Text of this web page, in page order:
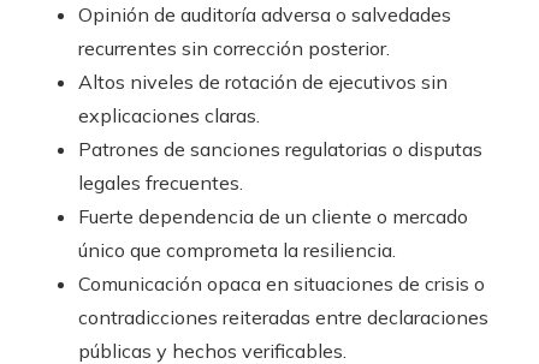
Opinión de auditoría adversa o salvedades
recurrentes sin corrección posterior.
Altos niveles de rotación de ejecutivos sin
explicaciones claras.
Patrones de sanciones regulatorias o disputas
legales frecuentes.
Fuerte dependencia de un cliente o mercado
único que comprometa la resiliencia.
Comunicación opaca en situaciones de crisis o
contradicciones reiteradas entre declaraciones
públicas y hechos verificables.